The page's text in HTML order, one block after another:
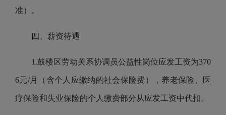
准）。
四、薪资待遇
1.鼓楼区劳动关系协调员公益性岗位应发工资为370
6元/月（含个人应缴纳的社会保险费），养老保险、医
疗保险和失业保险的个人缴费部分从应发工资中代扣。